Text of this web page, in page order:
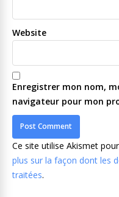
Website
Enregistrer mon nom,
navigateur pour mon
Ce site utilise Akismet
plus sur la façon dont les
traitées.